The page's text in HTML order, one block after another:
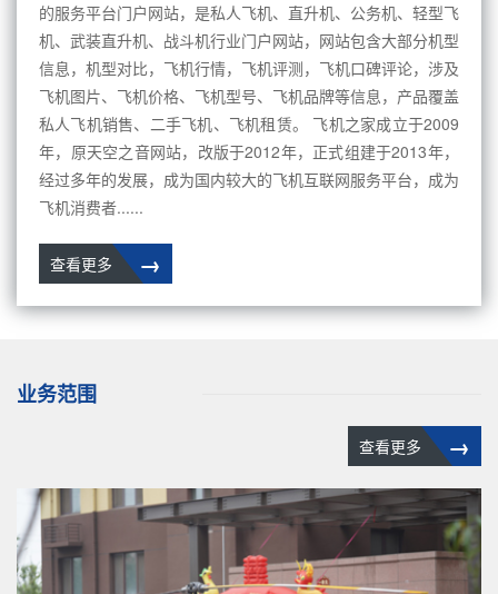
的服务平台门户网站，是私人飞机、直升机、公务机、轻型飞
机、武装直升机、战斗机行业门户网站，网站包含大部分机型
信息，机型对比，飞机行情，飞机评测，飞机口碑评论，涉及
飞机图片、飞机价格、飞机型号、飞机品牌等信息，产品覆盖
私人飞机销售、二手飞机、飞机租赁。 飞机之家成立于2009
年，原天空之音网站，改版于2012年，正式组建于2013年，
经过多年的发展，成为国内较大的飞机互联网服务平台，成为
飞机消费者......
→
查看更多
业务范围
→
查看更多